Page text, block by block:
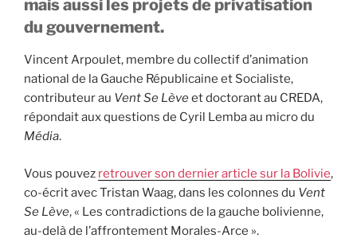
mais aussi les projets de privatisation
du gouvernement.
Vincent Arpoulet, membre du collectif d’animation
national de la Gauche Républicaine et Socialiste,
contributeur au Vent Se Lèveet doctorant au CREDA,
répondait aux questions de Cyril Lemba au micro du
Média.
Vous pouvez retrouver son dernier article sur la Bolivie,
co-écrit avec Tristan Waag, dans les colonnes du Vent
Se Lève, « Les contradictions de la gauche bolivienne,
au-delà de l’affrontement Morales-Arce ».